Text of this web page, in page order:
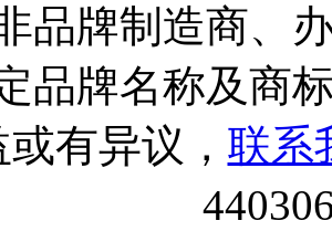
品牌制造商、
品牌名称及商
有异议， 联系